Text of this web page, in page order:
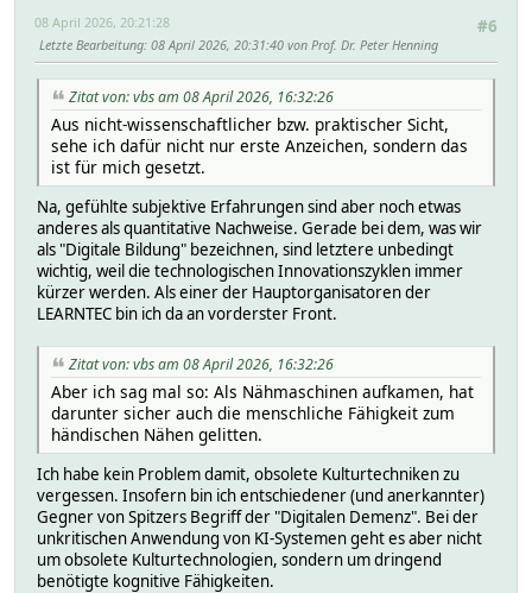
#6
08 April 2026, 20:21:28
Letzte Bearbeitung: 08 April 2026, 20:31:40 von Prof. Dr. Peter Henning
Zitat von: vbs am 08 April 2026, 16:32:26
Aus nicht-wissenschaftlicher bzw. praktischer Sicht,
sehe ich dafür nicht nur erste Anzeichen, sondern das
ist für mich gesetzt.
Na, gefühlte subjektive Erfahrungen sind aber noch etwas
anderes als quantitative Nachweise. Gerade bei dem, was wir
als "Digitale Bildung" bezeichnen, sind letztere unbedingt
wichtig, weil die technologischen Innovationszyklen immer
kürzer werden. Als einer der Hauptorganisatoren der
LEARNTEC bin ich da an vorderster Front.
Zitat von: vbs am 08 April 2026, 16:32:26
Aber ich sag mal so: Als Nähmaschinen aufkamen, hat
darunter sicher auch die menschliche Fähigkeit zum
händischen Nähen gelitten.
Ich habe kein Problem damit, obsolete Kulturtechniken zu
vergessen. Insofern bin ich entschiedener (und anerkannter)
Gegner von Spitzers Begriff der "Digitalen Demenz". Bei der
unkritischen Anwendung von KI-Systemen geht es aber nicht
um obsolete Kulturtechnologien, sondern um dringend
benötigte kognitive Fähigkeiten.